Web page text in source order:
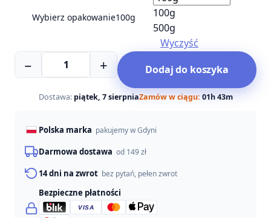
Wybierz opakowanie100g
100g
500g
Wyczyść
−
ilość
Holista
kota
+ Dodaj do koszyka
Dostawa: piątek, 7 sierpniaZamów w ciągu: 01h 43m
Polska marka pakujemy w Gdyni
Darmowa dostawa od 149 zł
14 dni na zwrot bez pytań, pełen zwrot
Bezpieczne płatności
VISA